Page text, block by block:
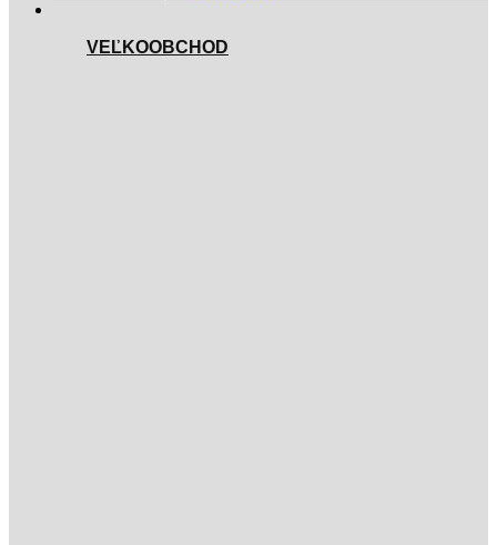
VEĽKOOBCHOD